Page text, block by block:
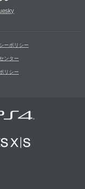
ーポリシー
ンター
リシー